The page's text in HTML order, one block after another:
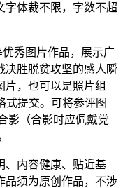
字体裁不限，字数不超
秀图片作品，展示广
决胜脱贫攻坚的感人瞬
片，也可以是照片组
式提交。可将参评图
影（合影时应佩戴党
、内容健康、贴近基
品须为原创作品，不涉